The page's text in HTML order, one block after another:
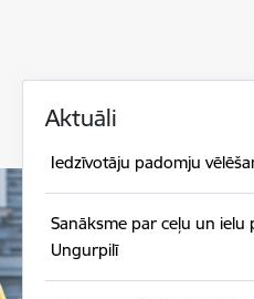
Aktuāli
Iedzīvotāju padomju
Sanāksme par ceļu un ielu
Ungurpilī